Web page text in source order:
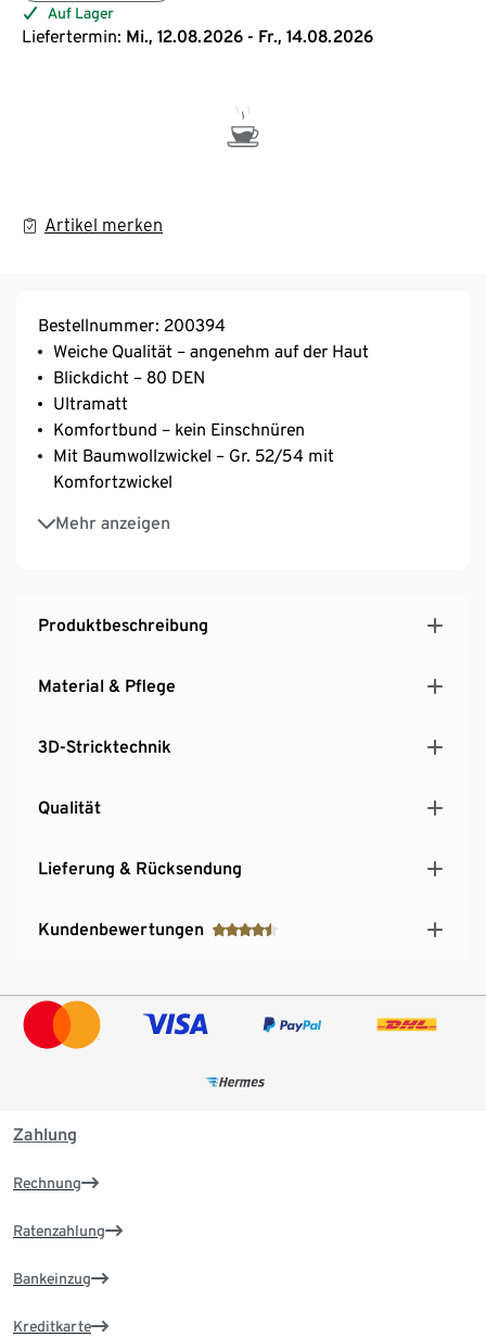
Auf Lager
Liefertermin: Mi., 12.08.2026 - Fr., 14.08.2026
Artikel merken
Bestellnummer: 200394
Weiche Qualität – angenehm auf der Haut
Blickdicht – 80 DEN
Ultramatt
Komfortbund – kein Einschnüren
Mit Baumwollzwickel – Gr. 52/54 mit
Komfortzwickel
Mehr anzeigen
Mit Elasthan: formbeständig, perfekter Sitz, hoher
Tragekomfort
Produktbeschreibung
Material & Pflege
3D-Stricktechnik
Qualität
Lieferung & Rücksendung
Kundenbewertungen
Zahlung
Rechnung
Ratenzahlung
Bankeinzug
Kreditkarte